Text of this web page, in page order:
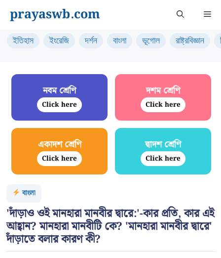
content
prayaswb.com
ইতিহাস ইংরেজি দর্শন বাংলা ভূগোল রাষ্ট্রবিজ্ঞান
নবম শ্রেণি
Click here
দশম শ্রেণি
Click here
একাদশ শ্রেণি
Click here
দ্বাদশ শ্রেণি
Click here
বাংলা
'দাঁড়াও ওই মানহারা মানবীর দ্বারে:'-কার প্রতি, কার এই
আহ্বান? মানহারা মানবীটি কে? 'মানহারা মানবীর দ্বারে'
দাঁড়াতে বলার কারণ কী?